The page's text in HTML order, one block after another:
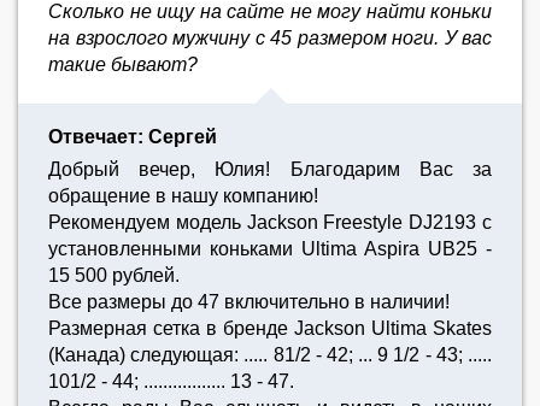
Сколько не ищу на сайте не могу найти коньки
на взрослого мужчину с 45 размером ноги. У вас
такие бывают?
Отвечает: Сергей
Добрый вечер, Юлия! Благодарим Вас за
обращение в нашу компанию!
Рекомендуем модель Jackson Freestyle DJ2193 с
установленными коньками Ultima Aspira UB25 -
15 500 рублей.
Все размеры до 47 включительно в наличии!
Размерная сетка в бренде Jackson Ultima Skates
(Канада) следующая: ..... 81/2 - 42; ... 9 1/2 - 43; .....
101/2 - 44; ................. 13 - 47.